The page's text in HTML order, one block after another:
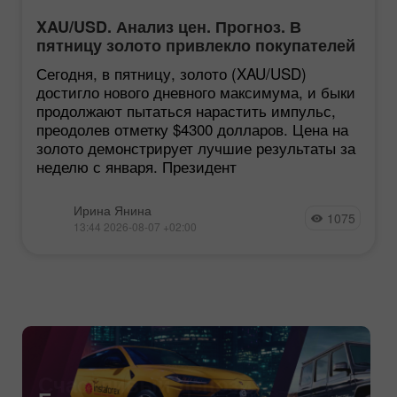
XAU/USD. Анализ цен. Прогноз. В
пятницу золото привлекло покупателей
Сегодня, в пятницу, золото (XAU/USD)
достигло нового дневного максимума, и быки
продолжают пытаться нарастить импульс,
преодолев отметку $4300 долларов. Цена на
золото демонстрирует лучшие результаты за
неделю с января. Президент
Ирина Янина
13:44 2026-08-07 +02:00 1075
Счастливый депозит